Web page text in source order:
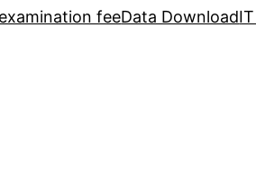
feeData Download